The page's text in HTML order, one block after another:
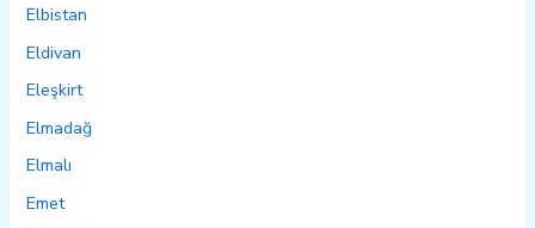
Elbistan
Eldivan
Eleşkirt
Elmadağ
Elmalı
Emet